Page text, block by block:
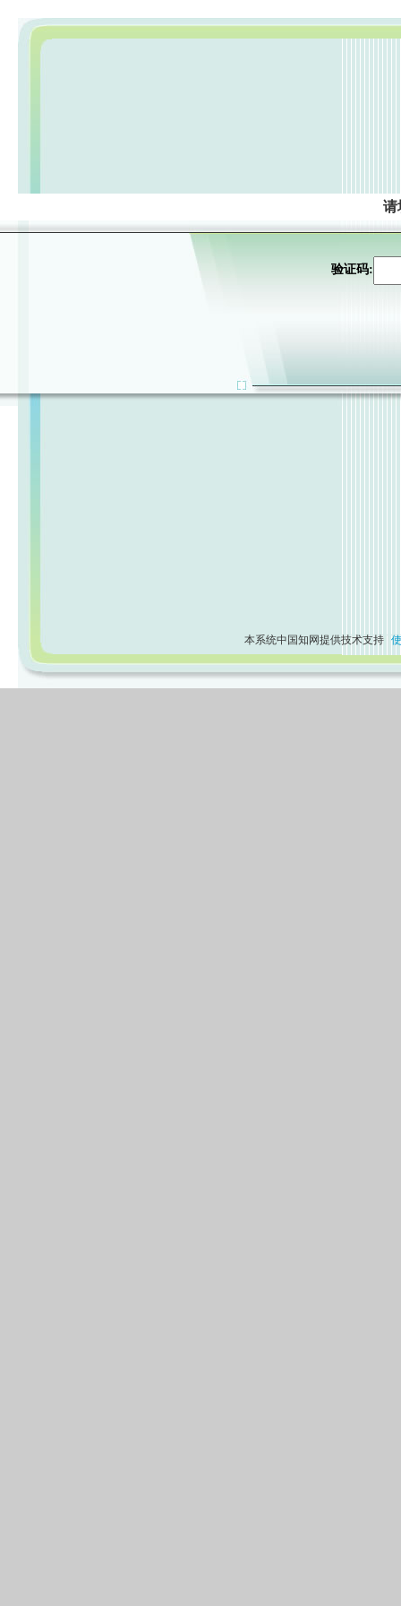
请
验证码:
本系统中国知网提供技术支持